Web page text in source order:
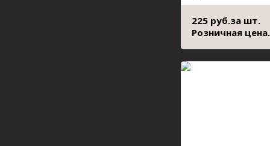
225 руб.за шт.
Розничная цена.